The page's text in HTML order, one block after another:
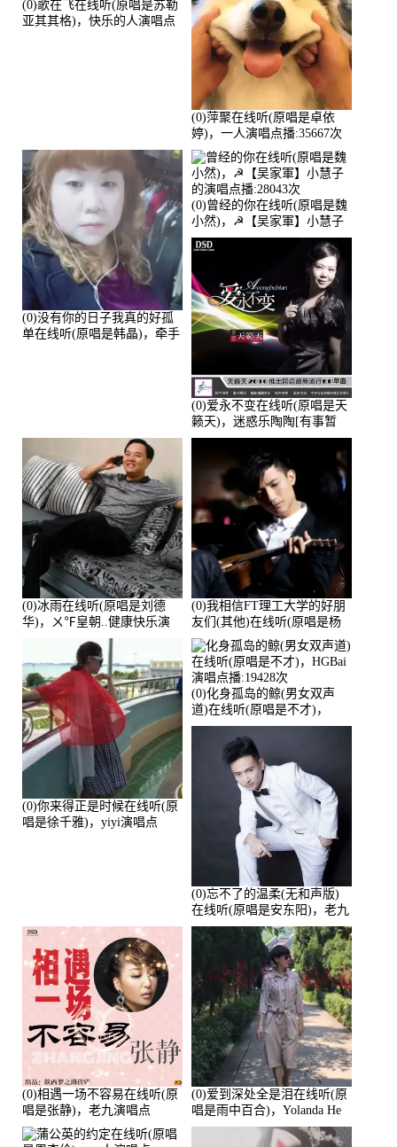
(0)歌在飞在线听(原唱是苏勒
亚其其格)，快乐的人演唱点
(0)萍聚在线听(原唱是卓依
婷)，一人演唱点播:35667次
(0)没有你的日子我真的好孤
单在线听(原唱是韩晶)，牵手
(0)曾经的你在线听(原唱是魏
小然)，☭【吴家軍】小慧子
的演唱点播:28043次
(0)爱永不变在线听(原唱是天
籁天)，迷惑乐陶陶[有事暂
离]演唱点播:27678次
(0)冰雨在线听(原唱是刘德
华)，ㄨ℉皇朝..健康快乐演
(0)我相信FT理工大学的好朋
友们(其他)在线听(原唱是杨
培安)，老乔演唱点播:23714
次
(0)你来得正是时候在线听(原
唱是徐千雅)，yiyi演唱点
(0)化身孤岛的鲸(男女双声
道)在线听(原唱是不才)，
HGBai演唱点播:19428次
(0)忘不了的温柔(无和声版)
在线听(原唱是安东阳)，老九
演唱点播:17392次
(0)相遇一场不容易在线听(原
唱是张静)，老九演唱点
播:11453次
(0)爱到深处全是泪在线听(原
唱是雨中百合)，Yolanda He
演唱点播:11101次